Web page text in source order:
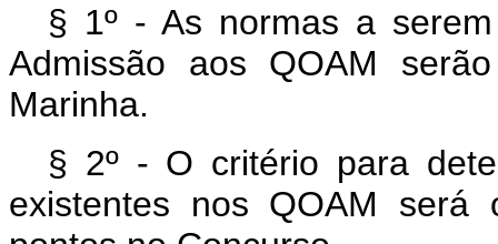
§ 1º - As normas a
Admissão aos QOAM
Marinha.
§ 2º - O critério para
existentes nos QOAM